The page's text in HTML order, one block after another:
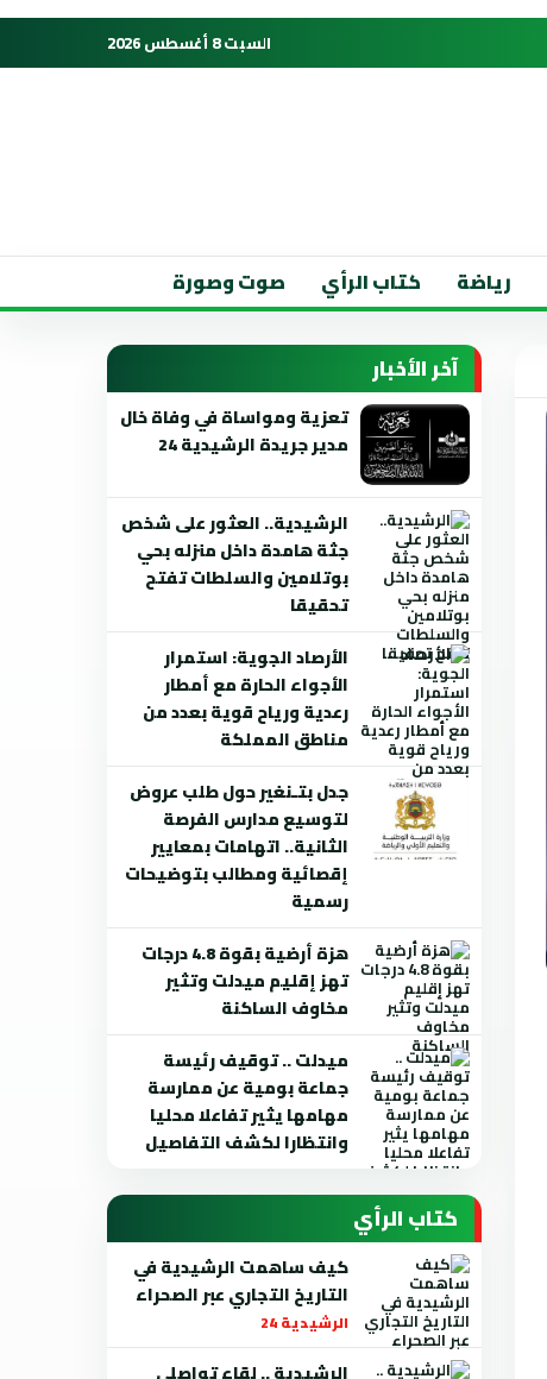
السبت 8 أغسطس 2026
رياضة كتاب الرأي صوت وصورة
آخر الأخبار
تعزية ومواساة في وفاة خال
مدير جريدة الرشيدية 24
الرشيدية.. العثور على شخص
جثة هامدة داخل منزله بحي
بوتلامين والسلطات تفتح
تحقيقا
الأرصاد الجوية: استمرار
الأجواء الحارة مع أمطار
رعدية ورياح قوية بعدد من
مناطق المملكة
جدل بتـنغير حول طلب عروض
لتوسيع مدارس الفرصة
الثانية.. اتهامات بمعايير
إقصائية ومطالب بتوضيحات
رسمية
هزة أرضية بقوة 4.8 درجات
تهز إقليم ميدلت وتثير
مخاوف الساكنة
ميدلت .. توقيف رئيسة
جماعة بومية عن ممارسة
مهامها يثير تفاعلا محليا
وانتظارا لكشف التفاصيل
كتاب الرأي
كيف ساهمت الرشيدية في
التاريخ التجاري عبر الصحراء
الرشيدية 24